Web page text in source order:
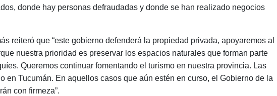
donde hay personas defraudadas y donde se han realizado negocios
reiteró que “este gobierno defenderá la propiedad privada, apoyaremos al
nuestra prioridad es preservar los espacios naturales que forman parte
Queremos continuar fomentando el turismo en nuestra provincia. Las
en Tucumán. En aquellos casos que aún estén en curso, el Gobierno de la
con firmeza”.